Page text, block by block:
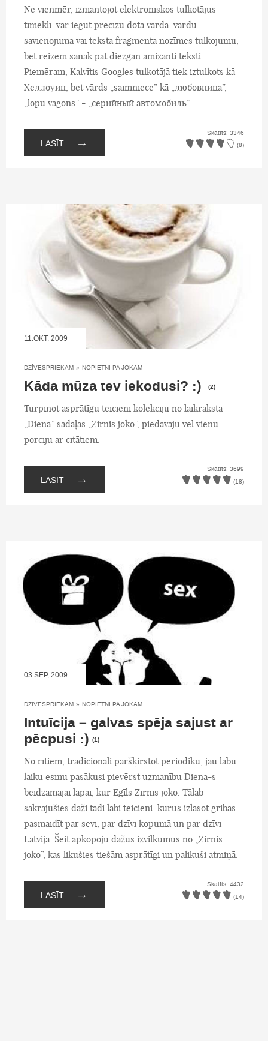
Ne vienmēr, izmantojot elektroniskos tulkotājus
tīmeklī, var iegūt precīzu dotā vārda, vārdu
savienojuma vai teksta fragmenta nozīmes tulkojumu,
bet reizēm sanāk pat diezgan amizanti teksti.
Piemēram, Kalvītis Googles tulkotājā tiek iztulkots kā
Хеллоуин, bet vārds „saimniece” kā „любовница”,
„lopu vagons” - „серийный автомобиль”.
LASĪT →
Skatīts: 3346
(8)
11.OKT, 2009
DZĪVESPRIEKAM » NOPIETNI PA JOKAM
Kāda mūza tev iekodusi? :) (2)
Turpinot asprātīgu teicieni kolekciju no laikraksta
„Diena” sadaļas „Zirnis joko”, piedāvāju vēl vienu
porciju ar citātiem.
LASĪT →
Skatīts: 3699
(18)
03.SEP, 2009
DZĪVESPRIEKAM » NOPIETNI PA JOKAM
Intuīcija – galvas spēja sajust ar
pēcpusi :) (1)
No rītiem, tradicionāli pāršķirstot periodiku, jau labu
laiku esmu pasākusi pievērst uzmanību Diena-s
beidzamajai lapai, kur Egīls Zirnis joko. Tālab
sakrājušies daži tādi labi teicieni, kurus izlasot gribas
pasmaidīt par sevi, par dzīvi kopumā un par dzīvi
Latvijā. Šeit apkopoju dažus izvilkumus no „Zirnis
joko”, kas likušies tiešām asprātīgi un palikuši atmiņā.
LASĪT →
Skatīts: 4432
(14)